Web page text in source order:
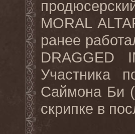
MORAL
ранее
DRAGGED
Участника
Саймона Би
скрипке в